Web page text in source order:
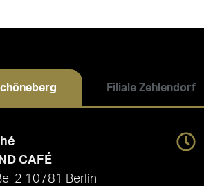
Filiale Zehlendorf
CAFÉ
2 10781 Berlin